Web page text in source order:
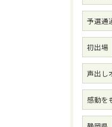
予選通
初出場
声出し
感動を